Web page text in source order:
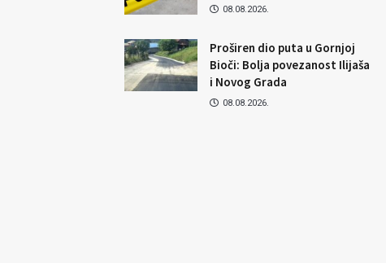
08.08.2026.
Proširen dio puta u Gornjoj
Bioči: Bolja povezanost Ilijaša
i Novog Grada
08.08.2026.